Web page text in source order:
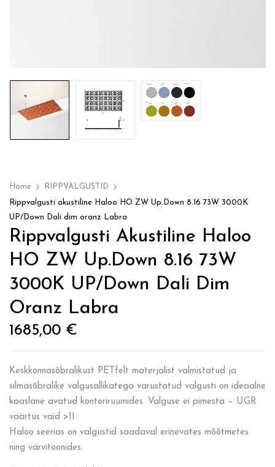
Home
RIPPVALGUSTID
Rippvalgusti akustiline Haloo HO ZW Up.Down 8.16 73W 3000K
UP/Down Dali dim oranz Labra
Rippvalgusti Akustiline Haloo
HO ZW Up.Down 8.16 73W
3000K UP/Down Dali Dim
Oranz Labra
1685,00 €
Keskkonnasõbralikust PETfelt materjalist valmistatud ja
silmasõbralike valgusallikatega varustatud valgusti on ideaalne
kaaslane avatud kontoriruumides. Valguse ei pimesta – UGR
väärtus vaid >11.
Haloo seerias on valgustid saadaval erinevates mõõtmetes
ning värvitoonides.